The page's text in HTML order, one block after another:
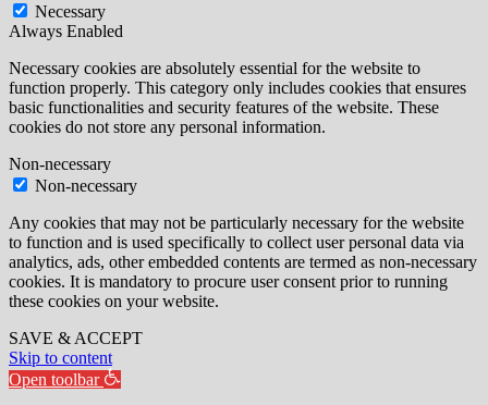
Necessary
Always Enabled
Necessary cookies are absolutely essential for the website to
function properly. This category only includes cookies that ensures
basic functionalities and security features of the website. These
cookies do not store any personal information.
Non-necessary
Non-necessary
Any cookies that may not be particularly necessary for the website
to function and is used specifically to collect user personal data via
analytics, ads, other embedded contents are termed as non-necessary
cookies. It is mandatory to procure user consent prior to running
these cookies on your website.
SAVE & ACCEPT
Skip to content
Open toolbar